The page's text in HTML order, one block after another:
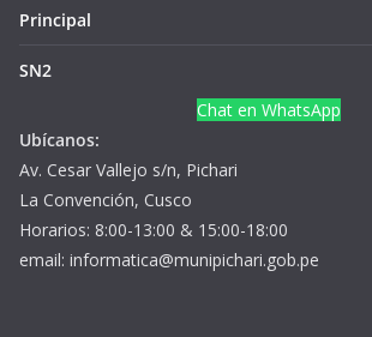
Principal
SN2
Chat en WhatsApp
Ubícanos:
Av. Cesar Vallejo s/n, Pichari
La Convención, Cusco
Horarios: 8:00-13:00 & 15:00-18:00
email: informatica@munipichari.gob.pe